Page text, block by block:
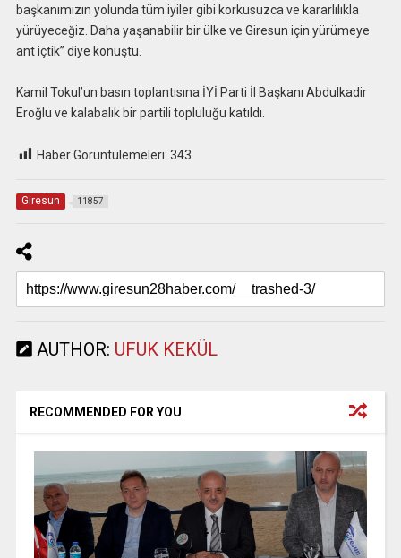
başkanımızın yolunda tüm iyiler gibi korkusuzca ve kararlılıkla
yürüyeceğiz. Daha yaşanabilir bir ülke ve Giresun için yürümeye
ant içtik” diye konuştu.
Kamil Tokul’un basın toplantısına İYİ Parti İl Başkanı Abdulkadir
Eroğlu ve kalabalık bir partili topluluğu katıldı.
Haber Görüntülemeleri: 343
Giresun 11857
AUTHOR: UFUK KEKÜL
RECOMMENDED FOR YOU